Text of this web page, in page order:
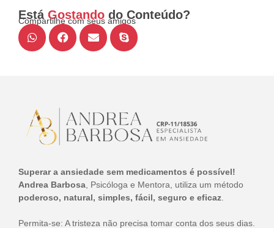
Está Gostando do Conteúdo?
Compartilhe com seus amigos
Superar a ansiedade sem medicamentos é possível!
Andrea Barbosa , Psicóloga e Mentora, utiliza um método
poderoso, natural, simples, fácil, seguro e eficaz
Permita-se: A tristeza não precisa tomar conta dos seus dias.